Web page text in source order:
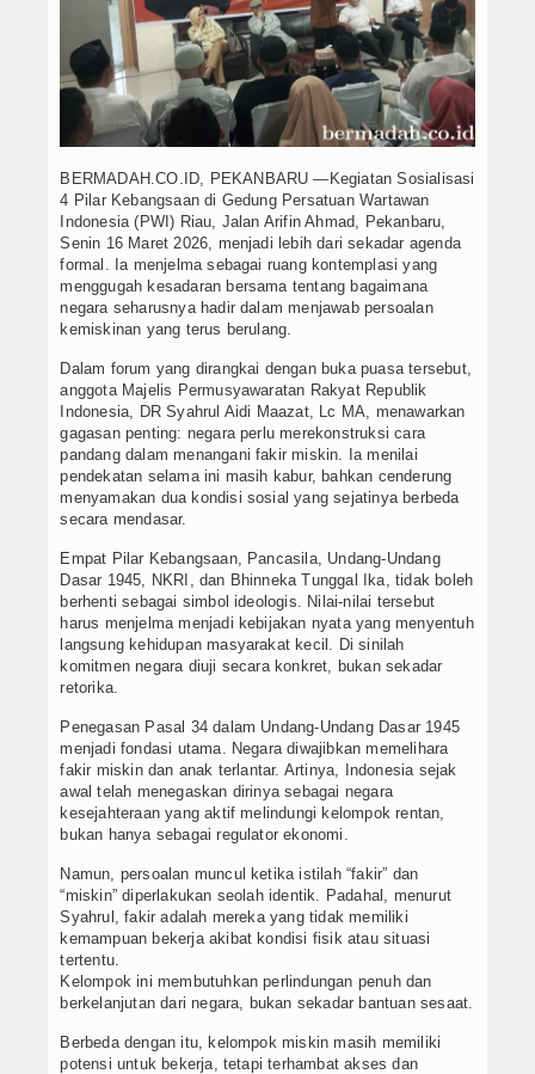
Budaya & Pariwisata
Ekbis
Olahraga
BERMADAH.CO.ID, PEKANBARU —Kegiatan Sosialisasi
4 Pilar Kebangsaan di Gedung Persatuan Wartawan
Indonesia (PWI) Riau, Jalan Arifin Ahmad, Pekanbaru,
Senin 16 Maret 2026, menjadi lebih dari sekadar agenda
formal. Ia menjelma sebagai ruang kontemplasi yang
menggugah kesadaran bersama tentang bagaimana
negara seharusnya hadir dalam menjawab persoalan
kemiskinan yang terus berulang.
Dalam forum yang dirangkai dengan buka puasa tersebut,
anggota Majelis Permusyawaratan Rakyat Republik
Indonesia, DR Syahrul Aidi Maazat, Lc MA, menawarkan
gagasan penting: negara perlu merekonstruksi cara
pandang dalam menangani fakir miskin. Ia menilai
pendekatan selama ini masih kabur, bahkan cenderung
menyamakan dua kondisi sosial yang sejatinya berbeda
secara mendasar.
Empat Pilar Kebangsaan, Pancasila, Undang-Undang
Dasar 1945, NKRI, dan Bhinneka Tunggal Ika, tidak boleh
berhenti sebagai simbol ideologis. Nilai-nilai tersebut
harus menjelma menjadi kebijakan nyata yang menyentuh
langsung kehidupan masyarakat kecil. Di sinilah
komitmen negara diuji secara konkret, bukan sekadar
retorika.
Penegasan Pasal 34 dalam Undang-Undang Dasar 1945
menjadi fondasi utama. Negara diwajibkan memelihara
fakir miskin dan anak terlantar. Artinya, Indonesia sejak
awal telah menegaskan dirinya sebagai negara
kesejahteraan yang aktif melindungi kelompok rentan,
bukan hanya sebagai regulator ekonomi.
Namun, persoalan muncul ketika istilah “fakir” dan
“miskin” diperlakukan seolah identik. Padahal, menurut
Syahrul, fakir adalah mereka yang tidak memiliki
kemampuan bekerja akibat kondisi fisik atau situasi
tertentu.
Kelompok ini membutuhkan perlindungan penuh dan
berkelanjutan dari negara, bukan sekadar bantuan sesaat.
Berbeda dengan itu, kelompok miskin masih memiliki
potensi untuk bekerja, tetapi terhambat akses dan